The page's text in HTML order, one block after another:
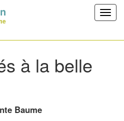
à la belle
Baume